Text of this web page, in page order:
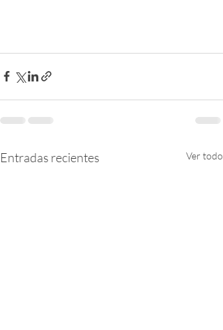
Entradas recientes Ver todo